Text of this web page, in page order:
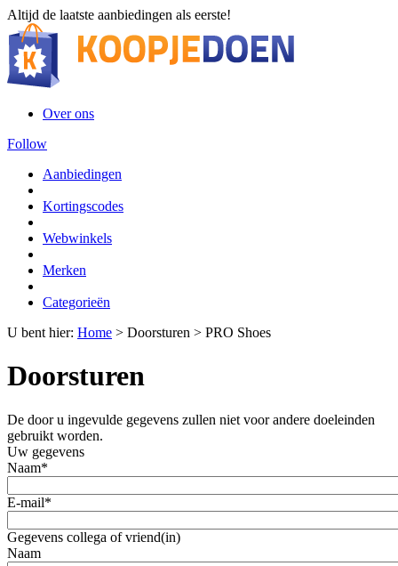
Altijd de laatste aanbiedingen als eerste!
Over ons
Follow
Aanbiedingen
Kortingscodes
Webwinkels
Merken
Categorieën
U bent hier: Home > Doorsturen > PRO Shoes
Doorsturen
De door u ingevulde gegevens zullen niet voor andere doeleinden
gebruikt worden.
Uw gegevens
Naam*
E-mail*
Gegevens collega of vriend(in)
Naam